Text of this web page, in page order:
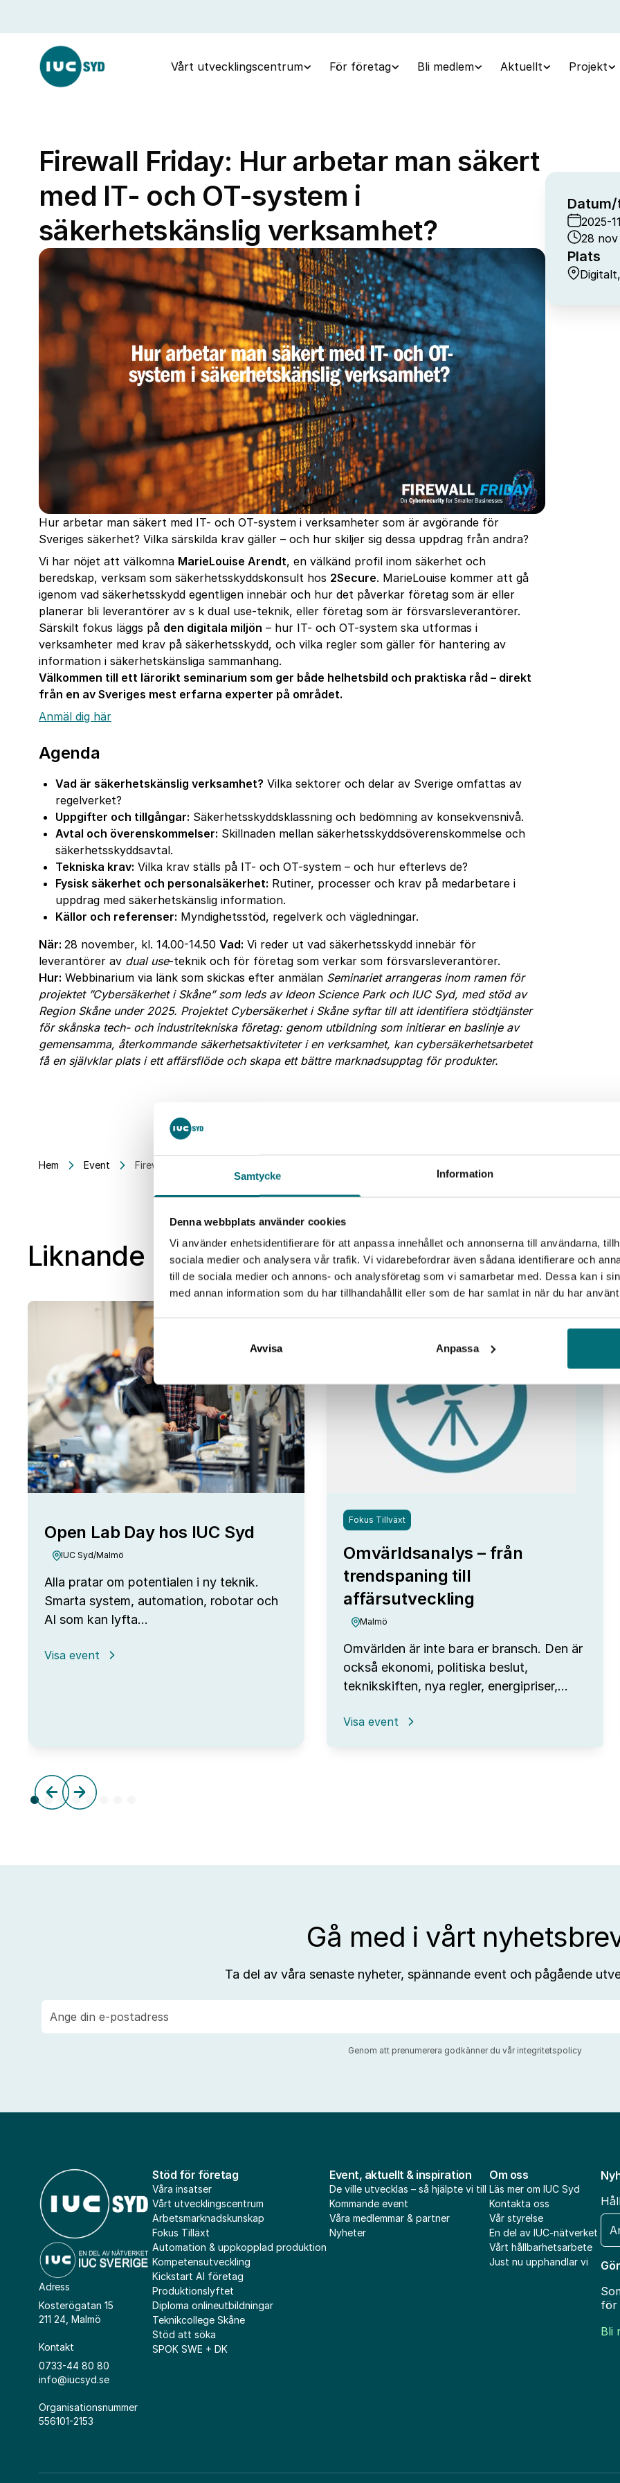
Samtycke Information
Denna webbplats använder cookies
Vi använder enhetsidentifierare för att anpassa innehållet och annonserna till användarna,
sociala medier och analysera vår trafik. Vi vidarebefordrar även sådana identifierare och
till de sociala medier och annons- och analysföretag som vi samarbetar med. Dessa kan i
med annan information som du har tillhandahållit eller som de har samlat in när du har
Avvisa Anpassa
Vårt utvecklingscentrum För företag Bli medlem Aktuellt Projekt
Firewall Friday: Hur arbetar man säkert
med IT- och OT-system i
säkerhetskänslig verksamhet?
Hur arbetar man säkert med IT- och OT-system i verksamheter som är avgörande för
Sveriges säkerhet? Vilka särskilda krav gäller – och hur skiljer sig dessa uppdrag från andra?
Vi har nöjet att välkomna MarieLouise Arendt, en välkänd profil inom säkerhet och
beredskap, verksam som säkerhetsskyddskonsult hos 2Secure. MarieLouise kommer att gå
igenom vad säkerhetsskydd egentligen innebär och hur det påverkar företag som är eller
planerar bli leverantörer av s k dual use-teknik, eller företag som är försvarsleverantörer.
Särskilt fokus läggs på den digitala miljön – hur IT- och OT-system ska utformas i
verksamheter med krav på säkerhetsskydd, och vilka regler som gäller för hantering av
information i säkerhetskänsliga sammanhang.
Välkommen till ett lärorikt seminarium som ger både helhetsbild och praktiska råd – direkt
från en av Sveriges mest erfarna experter på området.
Anmäl dig här
Agenda
Vad är säkerhetskänslig verksamhet? Vilka sektorer och delar av Sverige omfattas av
regelverket?
Uppgifter och tillgångar: Säkerhetsskyddsklassning och bedömning av konsekvensnivå.
Avtal och överenskommelser: Skillnaden mellan säkerhetsskyddsöverenskommelse och
säkerhetsskyddsavtal.
Tekniska krav: Vilka krav ställs på IT- och OT-system – och hur efterlevs de?
Fysisk säkerhet och personalsäkerhet: Rutiner, processer och krav på medarbetare i
uppdrag med säkerhetskänslig information.
Källor och referenser: Myndighetsstöd, regelverk och vägledningar.
När: 28 november, kl. 14.00-14.50 Vad: Vi reder ut vad säkerhetsskydd innebär för
leverantörer av dual use-teknik och för företag som verkar som försvarsleverantörer.
Hur: Webbinarium via länk som skickas efter anmälan Seminariet arrangeras inom ramen för
projektet ”Cybersäkerhet i Skåne” som leds av Ideon Science Park och IUC Syd, med stöd av
Region Skåne under 2025. Projektet Cybersäkerhet i Skåne syftar till att identifiera stödtjänster
för skånska tech- och industritekniska företag: genom utbildning som initierar en baslinje av
gemensamma, återkommande säkerhetsaktiviteter i en verksamhet, kan cybersäkerhetsarbetet
få en självklar plats i ett affärsflöde och skapa ett bättre marknadsupptag för produkter.
2025-
28 nov
Plats
Hem Event Firewall Friday: Hur arbetar man säkert med IT- och OT-system i säkerhetskänslig verksamhet?
Liknande event
aug
Open Lab Day hos IUC Syd
IUC Syd/Malmö
Alla pratar om potentialen i ny teknik.
Smarta system, automation, robotar och
AI som kan lyfta…
Visa event
:
27
Fokus Tillväxt
Omvärldsanalys – från
trendspaning till
affärsutveckling
Malmö
Omvärlden är inte bara er bransch. Den är
också ekonomi, politiska beslut,
teknikskiften, nya regler, energipriser,…
Visa event
:
Gå med i vårt
Ta del av våra senaste nyheter, spännande event och pågående
post
Genom att prenumerera godkänner du vår integritetspolicy
Adress
Kosterögatan 15
211 24, Malmö
Kontakt
0733-44 80 80
info@iucsyd.se
Organisationsnummer
556101-2153
Stöd för företag
Våra insatser
Vårt utvecklingscentrum
Arbetsmarknadskunskap
Fokus Tilläxt
Automation & uppkopplad produktion
Kompetensutveckling
Kickstart AI företag
Produktionslyftet
Diploma onlineutbildningar
Teknikcollege Skåne
Stöd att söka
SPOK SWE + DK
Event, aktuellt & inspiration
De ville utvecklas – så hjälpte vi till
Kommande event
Våra medlemmar & partner
Nyheter
Om oss
Läs mer om IUC Syd
Kontakta oss
Vår styrelse
En del av IUC-nätverket
Vårt hållbarhetsarbete
Just nu upphandlar vi
E-
för
Bli